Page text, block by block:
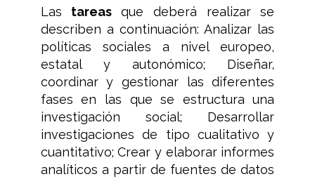
Las tareasque deberá realizar se
describen a continuación: Analizar las
políticas sociales a nivel europeo,
estatal y autonómico; Diseñar,
coordinar y gestionar las diferentes
fases en las que se estructura una
investigación social; Desarrollar
investigaciones de tipo cualitativo y
cuantitativo; Crear y elaborar informes
analíticos a partir de fuentes de datos